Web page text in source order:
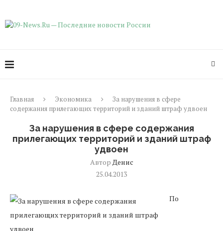
Главная Экономика
За нарушения в сфере
содержания прилегающих территорий и зданий штраф удвоен
За нарушения в сфере содержания
прилегающих территорий и зданий штраф
удвоен
Автор Денис
25.04.2013
По